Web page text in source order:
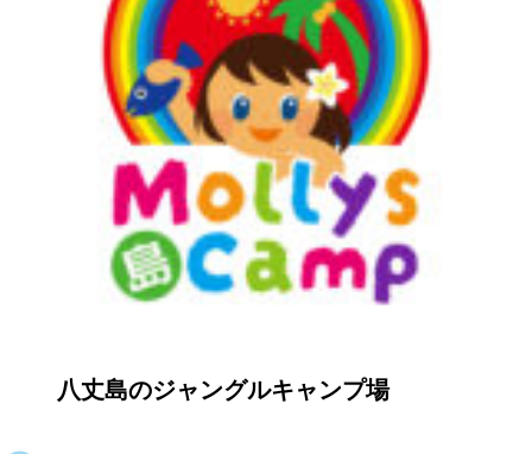
八丈島のジャングルキャンプ場